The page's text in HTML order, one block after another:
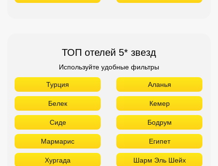
ТОП отелей 5* звезд
Используйте удобные фильтры
Турция Аланья
Белек Кемер
Сиде Бодрум
Мармарис Египет
Хургада Шарм Эль Шейх